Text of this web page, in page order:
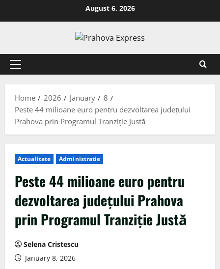
August 6, 2026
Home 2026 January
8
Peste 44 milioane euro pentru dezvoltarea județului
Prahova prin Programul Tranziție Justă
Actualitate Administratie
Peste 44 milioane euro pentru
dezvoltarea județului Prahova
prin Programul Tranziție Justă
Selena Cristescu
January 8, 2026